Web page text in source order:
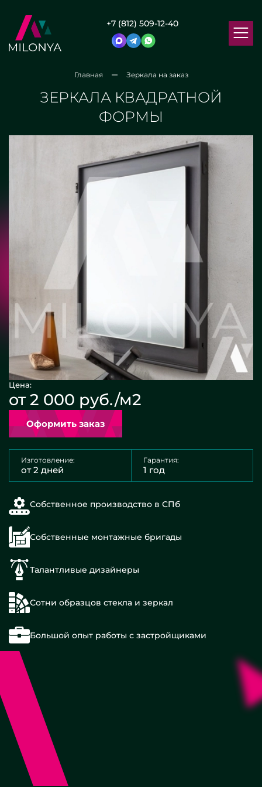
+7 (812) 509-12-40
Главная Зеркала на заказ
ЗЕРКАЛА КВАДРАТНОЙ
ФОРМЫ
Цена:
от 2 000 руб./м2
Оформить заказ
Изготовление:
от 2 дней
Гарантия:
1 год
Собственное производство в СПб
Собственные монтажные бригады
Талантливые дизайнеры
Сотни образцов стекла и зеркал
Большой опыт работы с застройщиками
100х100